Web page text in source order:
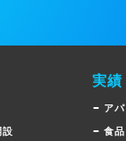
設
実績
– ア
– 食品